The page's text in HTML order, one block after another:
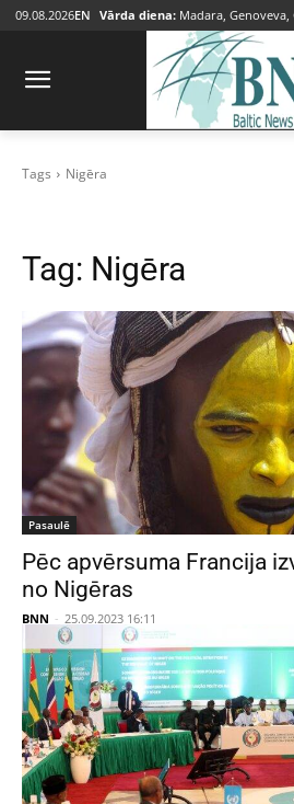
09.08.2026EN Vārda diena: Madara, Genoveva,
Tags Nigēra
Tag: Nigēra
Pasaulē
Pēc apvērsuma Francija
no Nigēras
BNN - 25.09.2023 16:11